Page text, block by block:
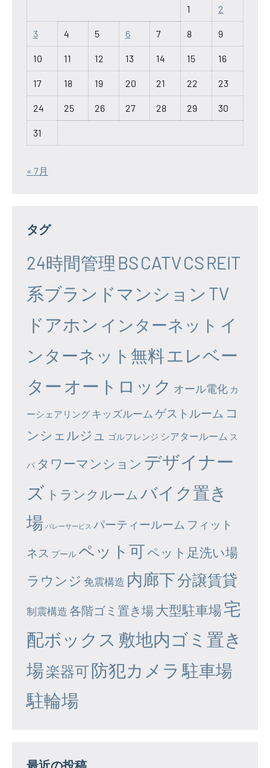
1 2
3 4 5 6 7 8 9
10 11 12 13 14 15 16
17 18 19 20 21 22 23
24 25 26 27 28 29 30
31
« 7月
タグ
24時間管理 BSCATVCSREIT
系ブランドマンション TV
ドアホン インターネット イ
ンターネット無料エレベー
ター オートロック オール電化 カ
ーシェアリング キッズルーム ゲストルーム コ
ンシェルジュ
ゴルフレンジ シアタールーム ス
パ タワーマンション デザイナー
ズ トランクルーム バイク置き
場 バレーサービス パーティールーム フィット
ネス プール ペット可ペット足洗い場
ラウンジ 免震構造 内廊下分譲賃貸
制震構造 各階ゴミ置き場大型駐車場宅
配ボックス 敷地内ゴミ置き
場楽器可防犯カメラ 駐車場
駐輪場
最近の投稿